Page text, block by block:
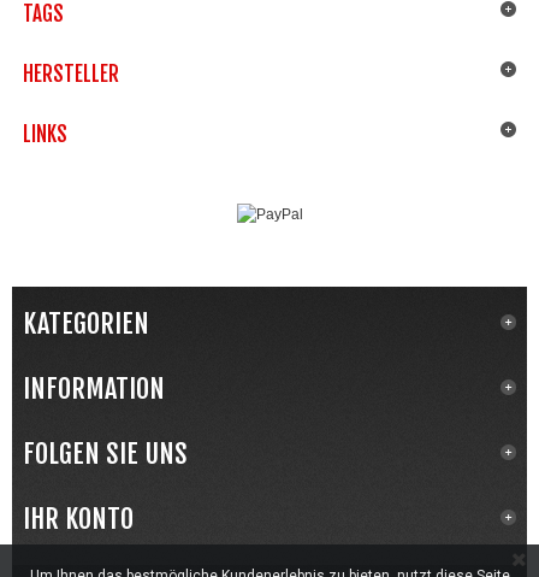
TAGS
HERSTELLER
LINKS
KATEGORIEN
INFORMATION
FOLGEN SIE UNS
IHR KONTO